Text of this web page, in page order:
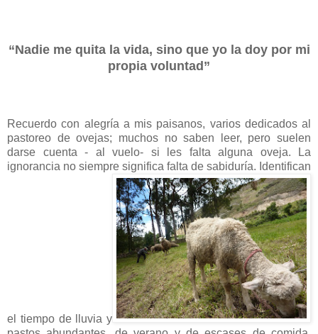
“Nadie me quita la vida, sino que yo la doy por mi
propia voluntad”
Recuerdo con alegría a mis paisanos, varios dedicados al
pastoreo de ovejas; muchos no saben leer, pero suelen
darse cuenta - al vuelo- si les falta alguna oveja. La
ignorancia no siempre significa falta de sabiduría. Identifican
el tiempo de lluvia y